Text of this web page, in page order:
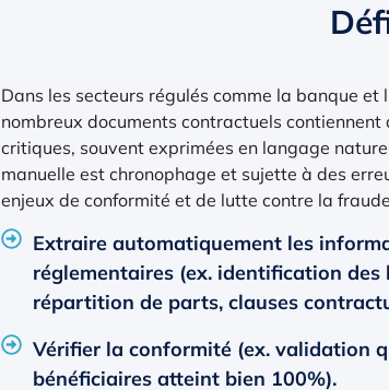
Dans les secteurs régulés comme la banque et
nombreux documents contractuels contiennent
critiques, souvent exprimées en langage
manuelle est chronophage et sujette à des
enjeux de conformité et de lutte contre la
Extraire automatiquement les
réglementaires (ex. identification des
répartition de parts, clauses
Vérifier la conformité (ex. validation
bénéficiaires atteint bien 100%).